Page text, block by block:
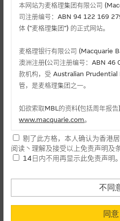
溢价
引伸波幅
到期日(日/月/年)
上市日(日/月/年)
最後交易日(日/月/年)
距离到期日
每手(份)
街货量(百万份)
街货百分比
最後更新日期： 10-08-2026 12:05 (十
本网站为麦格理集团有限公司
司注册编号：ABN 94 122 169
体 (”麦格理集团”) 的正式网站。
麦格理银行有限公司 (Macquarie
澳洲注册(公司注册编号：ABN
款机构，受 Australian
管，是麦格理集团之一。
如欲索取MBL的资料(包括周年报告
www.macquarie.com。
本网站所载资料会随时更改，而不
理的资料，可直接联络本集团职员
民使用，并不提供或发售予美国人
阁下购买证券丶基金单位或其他投
其他地方)，但清楚表明上述意图
剔了此方格，本人确认为香港
阅读丶理解及接受以上免责声明及条
14日内不用再显示此免责声明。
不同
同意